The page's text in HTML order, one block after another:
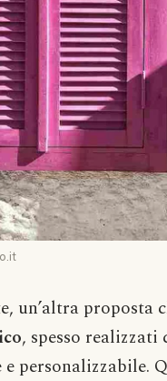
un’altra proposta
, spesso
personalizzabile.